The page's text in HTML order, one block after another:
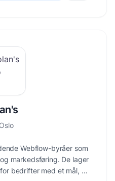
Oslo
Webflow-byråer som
markedsføring. De lager
bedrifter med et mål, å